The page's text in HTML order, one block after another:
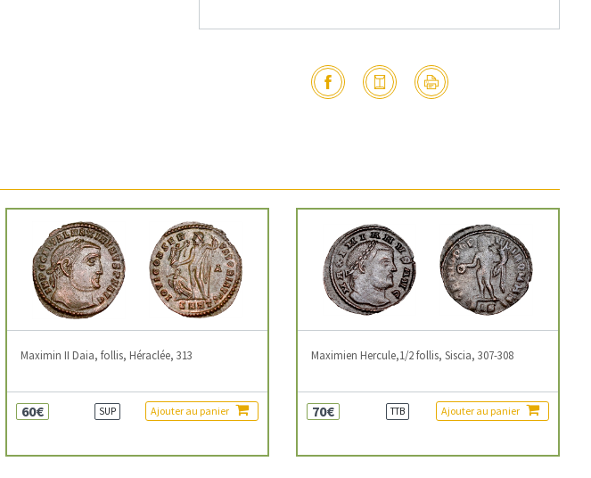
Maximin II Daia, follis, Héraclée, 313
60€ SUP Ajouter au panier
Maximien Hercule,1/2 follis, Siscia, 307-308
70€ TTB Ajouter au panier